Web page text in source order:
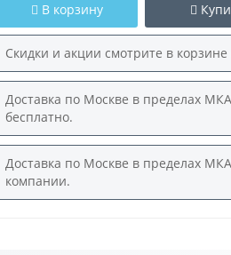
В корзину
Скидки и акции смотрите в корзине
Доставка по Москве в пределах
бесплатно.
Доставка по Москве в пределах
компании.